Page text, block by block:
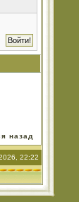
назад
22:22